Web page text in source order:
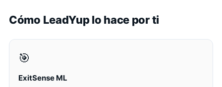
Cómo LeadYup lo hace por ti
🎯
ExitSense ML